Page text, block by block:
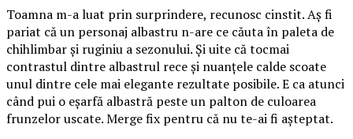
Toamna m-a luat prin surprindere, recunosc cinstit. Aș fi
pariat că un personaj albastru n-are ce căuta în paleta de
chihlimbar și ruginiu a sezonului. Și uite că tocmai
contrastul dintre albastrul rece și nuanțele calde scoate
unul dintre cele mai elegante rezultate posibile. E ca atunci
când pui o eșarfă albastră peste un palton de culoarea
frunzelor uscate. Merge fix pentru că nu te-ai fi așteptat.